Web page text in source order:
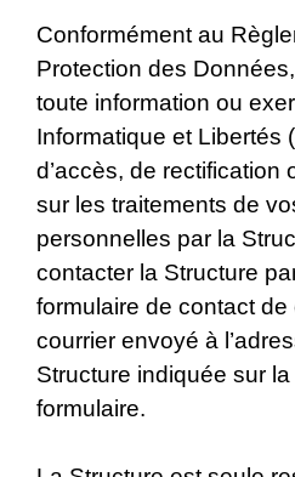
Conformément au
Protection des
toute information ou
Informatique et Libertés
d’accès, de rectification
sur les traitements de
personnelles par la
contacter la Structure
formulaire de contact
courrier envoyé à
Structure indiquée sur
formulaire.